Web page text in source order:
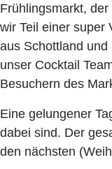
Frühlingsmarkt,
wir Teil einer super
aus Schottland
unser Cocktail
Besuchern des
Eine gelungener
dabei sind. Der
den nächsten